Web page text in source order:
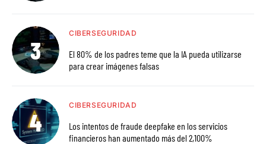
CIBERSEGURIDAD
El 80% de los padres teme que la IA pueda utilizarse
para crear imágenes falsas
CIBERSEGURIDAD
Los intentos de fraude deepfake en los servicios
financieros han aumentado más del 2,100%